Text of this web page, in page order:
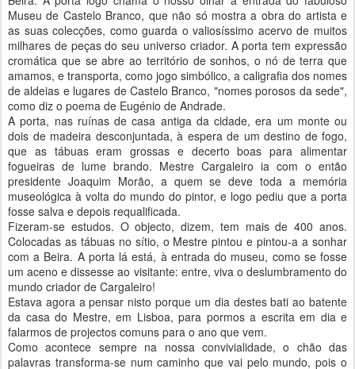
Museu de Castelo Branco, que não só mostra a obra do artista e
as suas colecções, como guarda o valiosíssimo acervo de muitos
milhares de peças do seu universo criador. A porta tem expressão
cromática que se abre ao território de sonhos, o nó de terra que
amamos, e transporta, como jogo simbólico, a caligrafia dos nomes
de aldeias e lugares de Castelo Branco, "nomes porosos da sede",
como diz o poema de Eugénio de Andrade.
A porta, nas ruínas de casa antiga da cidade, era um monte ou
dois de madeira desconjuntada, à espera de um destino de fogo,
que as tábuas eram grossas e decerto boas para alimentar
fogueiras de lume brando. Mestre Cargaleiro ia com o então
presidente Joaquim Morão, a quem se deve toda a memória
museológica à volta do mundo do pintor, e logo pediu que a porta
fosse salva e depois requalificada.
Fizeram-se estudos. O objecto, dizem, tem mais de 400 anos.
Colocadas as tábuas no sítio, o Mestre pintou e pintou-a a sonhar
com a Beira. A porta lá está, à entrada do museu, como se fosse
um aceno e dissesse ao visitante: entre, viva o deslumbramento do
mundo criador de Cargaleiro!
Estava agora a pensar nisto porque um dia destes bati ao batente
da casa do Mestre, em Lisboa, para pormos a escrita em dia e
falarmos de projectos comuns para o ano que vem.
Como acontece sempre na nossa convivialidade, o chão das
palavras transforma-se num caminho que vai pelo mundo, pois o